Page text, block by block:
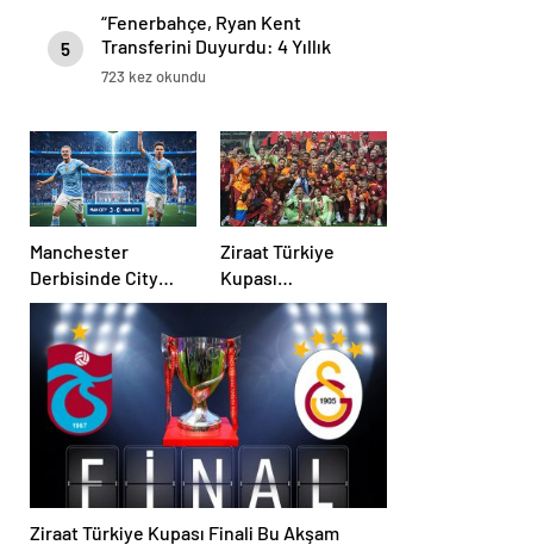
5
“Fenerbahçe, Ryan Kent
Transferini Duyurdu: 4 Yıllık
Sözleşme İmzalandı”
723 kez okundu
Manchester
Derbisinde City
Rüzgarı United’ı
Farklı Geçti
Ziraat Türkiye
Kupası
Galatasaray’ın
Ziraat Türkiye Kupası Finali Bu Akşam